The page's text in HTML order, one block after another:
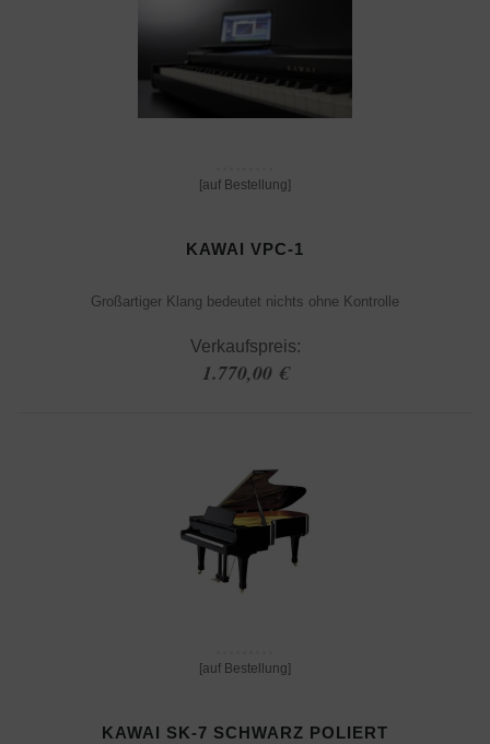
[auf Bestellung]
KAWAI VPC-1
Großartiger Klang bedeutet nichts ohne Kontrolle
Verkaufspreis:
1.770,00 €
[auf Bestellung]
KAWAI SK-7 SCHWARZ POLIERT